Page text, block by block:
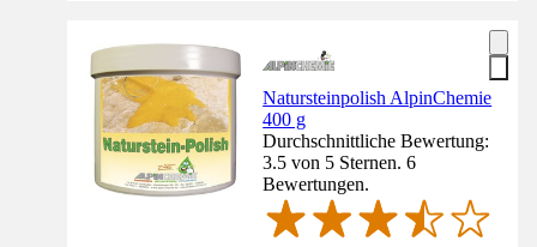
Natursteinpolish AlpinChemie
400 g
Durchschnittliche Bewertung:
3.5 von 5 Sternen. 6
Bewertungen.